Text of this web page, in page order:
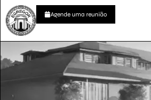
Agende uma reunião